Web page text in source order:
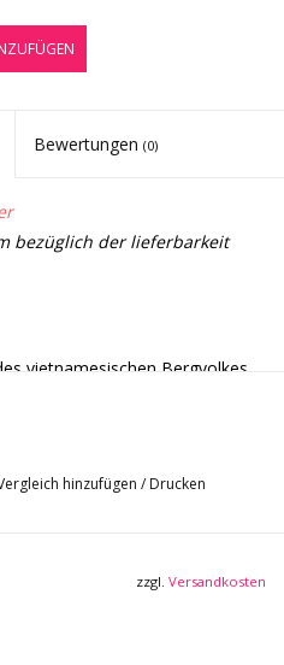
Bewertungen (0)
bezüglich der lieferbarkeit
vietnamesischen Bergvolkes
der sich fein modulieren lässt
hinzufügen / Drucken
zzgl. Versandkosten